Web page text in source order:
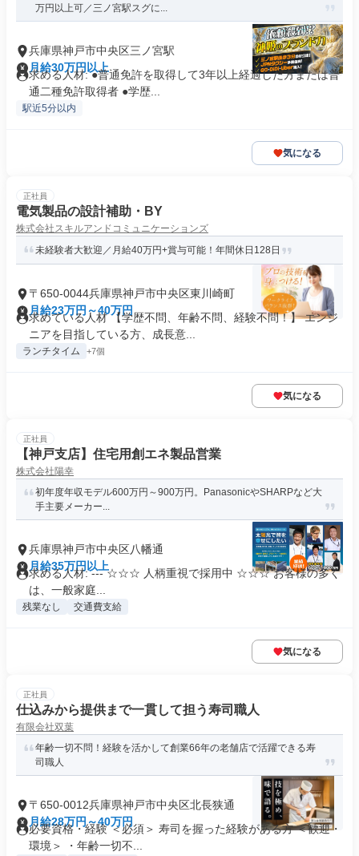
万円以上可／三ノ宮駅スグに...
兵庫県神戸市中央区三ノ宮駅
月給30万円以上
求める人材: ●普通免許を取得して3年以上経過した方または普
通二種免許取得者 ●学歴...
駅近5分以内
気になる
正社員
電気製品の設計補助・BY
株式会社スキルアンドコミュニケーションズ
未経験者大歓迎／月給40万円+賞与可能！年間休日128日
〒650-0044兵庫県神戸市中央区東川崎町
月給23万円～40万円
求めている人材 【学歴不問、年齢不問、経験不問！】 エンジ
ニアを目指している方、成長意...
ランチタイム +7個
気になる
正社員
【神戸支店】住宅用創エネ製品営業
株式会社陽幸
初年度年収モデル600万円～900万円。PanasonicやSHARPなど大
手主要メーカー...
兵庫県神戸市中央区八幡通
月給35万円以上
求める人材: --- ☆☆☆ 人柄重視で採用中 ☆☆☆ お客様の多く
は、一般家庭...
残業なし 交通費支給
気になる
正社員
仕込みから提供まで一貫して担う寿司職人
有限会社双葉
年齢一切不問！経験を活かして創業66年の老舗店で活躍できる寿
司職人
〒650-0012兵庫県神戸市中央区北長狭通
月給28万円～40万円
必要資格・経験 ＜必須＞ 寿司を握った経験がある方 ＜歓迎・
環境＞ ・年齢一切不...